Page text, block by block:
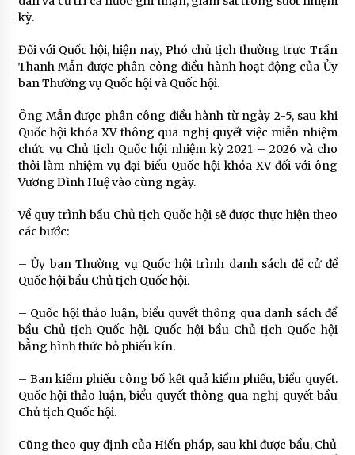
kỳ.
Đối với Quốc hội, hiện nay, Phó chủ tịch thường trực Trần
Thanh Mẫn được phân công điều hành hoạt động của Ủy
ban Thường vụ Quốc hội và Quốc hội.
Ông Mẫn được phân công điều hành từ ngày 2-5, sau khi
Quốc hội khóa XV thông qua nghị quyết việc miễn nhiệm
chức vụ Chủ tịch Quốc hội nhiệm kỳ 2021 – 2026 và cho
thôi làm nhiệm vụ đại biểu Quốc hội khóa XV đối với ông
Vương Đình Huệ vào cùng ngày.
Về quy trình bầu Chủ tịch Quốc hội sẽ được thực hiện theo
các bước:
– Ủy ban Thường vụ Quốc hội trình danh sách đề cử để
Quốc hội bầu Chủ tịch Quốc hội.
– Quốc hội thảo luận, biểu quyết thông qua danh sách để
bầu Chủ tịch Quốc hội. Quốc hội bầu Chủ tịch Quốc hội
bằng hình thức bỏ phiếu kín.
– Ban kiểm phiếu công bố kết quả kiểm phiếu, biểu quyết.
Quốc hội thảo luận, biểu quyết thông qua nghị quyết bầu
Chủ tịch Quốc hội.
Cũng theo quy định của Hiến pháp, sau khi được bầu, Chủ